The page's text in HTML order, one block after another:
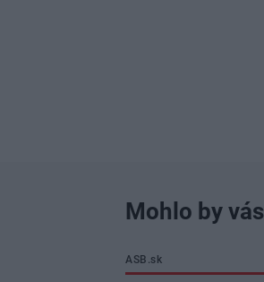
Mohlo by
ASB.sk